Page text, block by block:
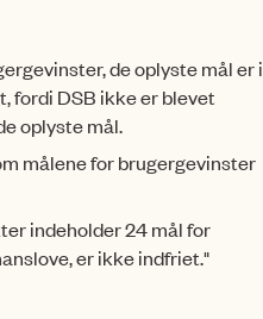
de oplyste mål er i
fordi DSB ikke er blevet
oplyste mål.
målene for brugergevinster
indeholder 24 mål for
er ikke indfriet."